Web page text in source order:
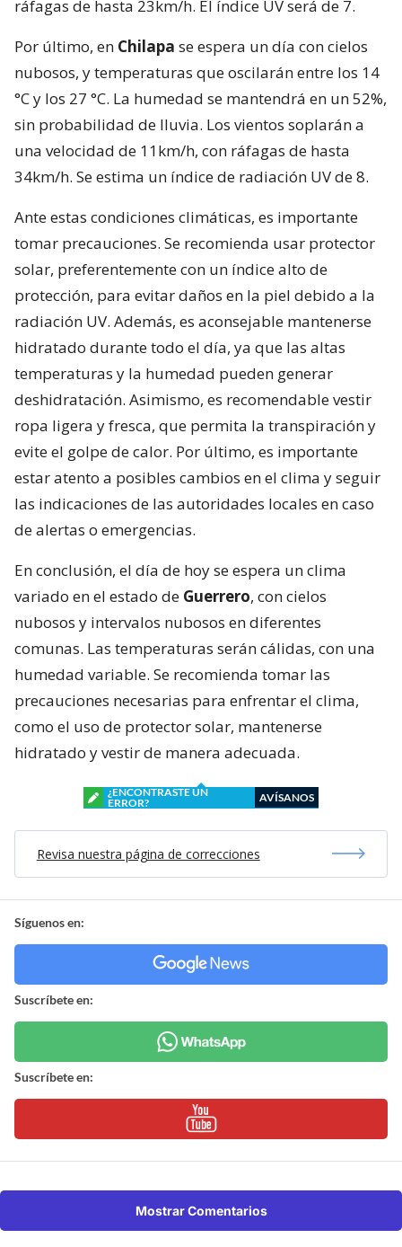
ráfagas de hasta 23km/h. El índice UV será de 7.
Por último, en Chilapa se espera un día con cielos
nubosos, y temperaturas que oscilarán entre los 14
°C y los 27 °C. La humedad se mantendrá en un 52%,
sin probabilidad de lluvia. Los vientos soplarán a
una velocidad de 11km/h, con ráfagas de hasta
34km/h. Se estima un índice de radiación UV de 8.
Ante estas condiciones climáticas, es importante
tomar precauciones. Se recomienda usar protector
solar, preferentemente con un índice alto de
protección, para evitar daños en la piel debido a la
radiación UV. Además, es aconsejable mantenerse
hidratado durante todo el día, ya que las altas
temperaturas y la humedad pueden generar
deshidratación. Asimismo, es recomendable vestir
ropa ligera y fresca, que permita la transpiración y
evite el golpe de calor. Por último, es importante
estar atento a posibles cambios en el clima y seguir
las indicaciones de las autoridades locales en caso
de alertas o emergencias.
En conclusión, el día de hoy se espera un clima
variado en el estado de Guerrero, con cielos
nubosos y intervalos nubosos en diferentes
comunas. Las temperaturas serán cálidas, con una
humedad variable. Se recomienda tomar las
precauciones necesarias para enfrentar el clima,
como el uso de protector solar, mantenerse
hidratado y vestir de manera adecuada.
¿ENCONTRASTE UN
ERROR?
AVÍSANOS
Revisa nuestra página de correcciones
Síguenos en:
Suscríbete en:
Suscríbete en:
Mostrar Comentarios